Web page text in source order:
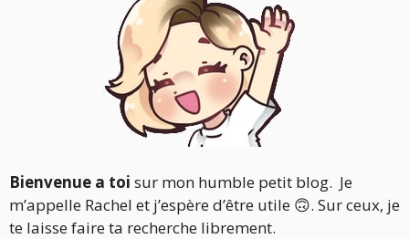
Bienvenue a toi sur mon humble petit blog. Je
m’appelle Rachel et j’espère d’être utile 🙃. Sur ceux, je
te laisse faire ta recherche librement.